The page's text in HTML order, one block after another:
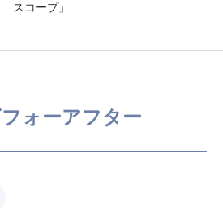
スコープ」
ォーアフター